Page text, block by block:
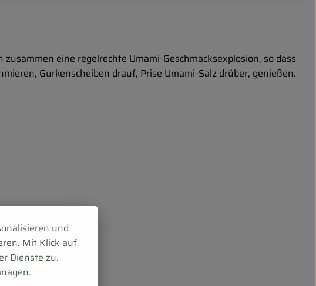
eine regelrechte Umami-Geschmacksexplosion, so dass
Gurkenscheiben drauf, Prise Umami-Salz drüber, genießen.
und
Mit Klick auf
Dienste zu.